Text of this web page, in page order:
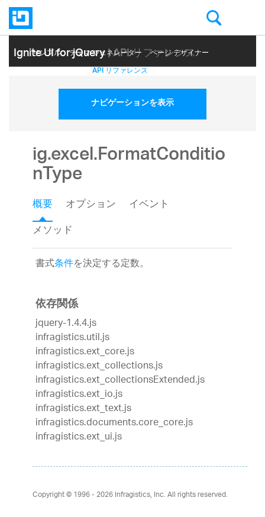
Ignite UI for jQuery| API リファレンス
サンプル テーマ ジェネレーター ページ デザイナー
ヘルプ トピック API リファレンス
ナビゲーションを表示
ig.excel.FormatConditio
nType
概要 オプション
イベント
メソッド
書式条件を決定する定数。
依存関係
jquery-1.4.4.js
infragistics.util.js
infragistics.ext_core.js
infragistics.ext_collections.js
infragistics.ext_collectionsExtended.js
infragistics.ext_io.js
infragistics.ext_text.js
infragistics.documents.core_core.js
infragistics.ext_ui.js
Copyright © 1996 - 2026Infragistics, Inc. All rights reserved.